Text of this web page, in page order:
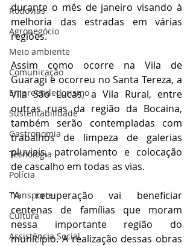
Rodovias
Agronegócio
Meio ambiente
Comunicação
Empreendedorismo
Sustentabilidade
Gastronomia
Tecnologia
Polícia
Transporte
Cultura
Assistência Social
durante o mês de janeiro visando à
melhoria das estradas em várias
regiões.
Assim como ocorre na Vila de
Guaragi e ocorreu no Santa Tereza, a
Vila São Lucas, a Vila Rural, entre
outras ruas da região da Bocaina,
também serão contempladas com
trabalhos de limpeza de galerias
pluviais, patrolamento e colocação
de cascalho em todas as vias.
“A recuperação vai beneficiar
centenas de famílias que moram
nessa importante região do
município. A realização dessas obras